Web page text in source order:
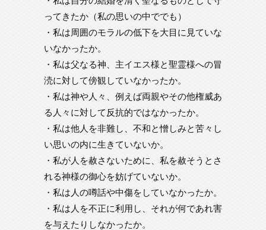
ってきたか（私の思いの中ででも）
・私は周囲のモラルの低下を大目に見ていな
いなかったか。
・私は父なる神、主イエス様と聖霊様への冒
涜に対して傍観していなかったか。
・私は神や人々、例えば両親やその他権威あ
る人々に対して反抗的ではなかったか。
・私は他人を非難し、不和と憎しみと苦々し
い思いの内に生きていないか。
・私が人を赦さないために、私を赦そうとさ
れる神様の御心を妨げていないか。
・私は人の噂話や中傷をしていなかったか。
・私は人を不正に利用し、それが何であれ害
を与えたりしなかったか。